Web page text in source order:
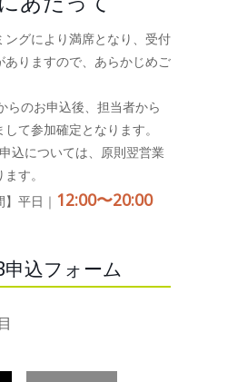
ングにより満席となり、受付
ありますので、あらかじめご
らのお申込後、担当者から
て参加確定となります。
込については、原則翌営業
す。
】平日｜ 12:00〜20:00
申込フォーム